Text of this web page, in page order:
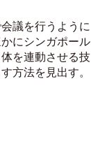
議を行うように
にシンガポール
を連動させる技
⽅法を⾒出す。